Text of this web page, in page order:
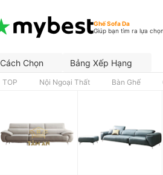
Ghế Sofa Da
Giúp bạn tìm ra lựa
Cách Chọn Bảng Xếp Hạng
TOP Nội Ngoại Thất Bàn Ghế